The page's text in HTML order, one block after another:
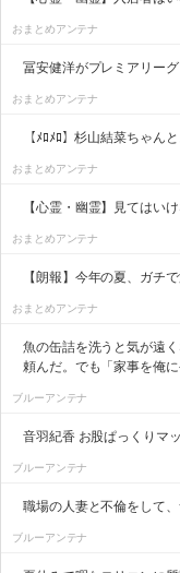
おまとめアンテナ
冨安健洋がプレミアリー
おまとめアンテナ
【ﾒﾛﾒﾛ】杉山結菜ちゃん
おまとめアンテナ
【心霊・幽霊】見てはい
おまとめアンテナ
【朗報】今年の夏、ガチ
おまとめアンテナ
魚の缶詰を洗うと気が遠
頼んだ。でも「家事を俺
ブルーアンテナ
音羽紀香 お股ぱっくりマ
ブルーアンテナ
職場の人妻と不倫をして、
ブルーアンテナ